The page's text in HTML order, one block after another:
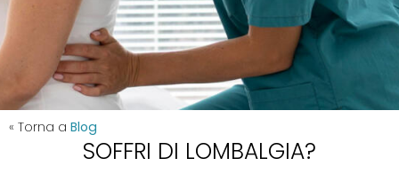
« Torna a Blog
SOFFRI DI LOMBALGIA?